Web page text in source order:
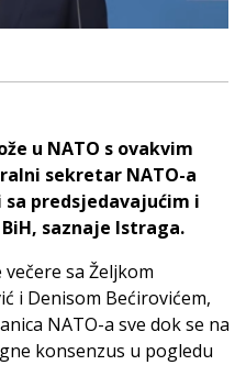
u NATO s ovakvim
sekretar NATO-a
sa predsjedavajućim i
saznaje Istraga.
sa Željkom
i Denisom Bećirovićem,
NATO-a sve dok se na
konsenzus u pogledu